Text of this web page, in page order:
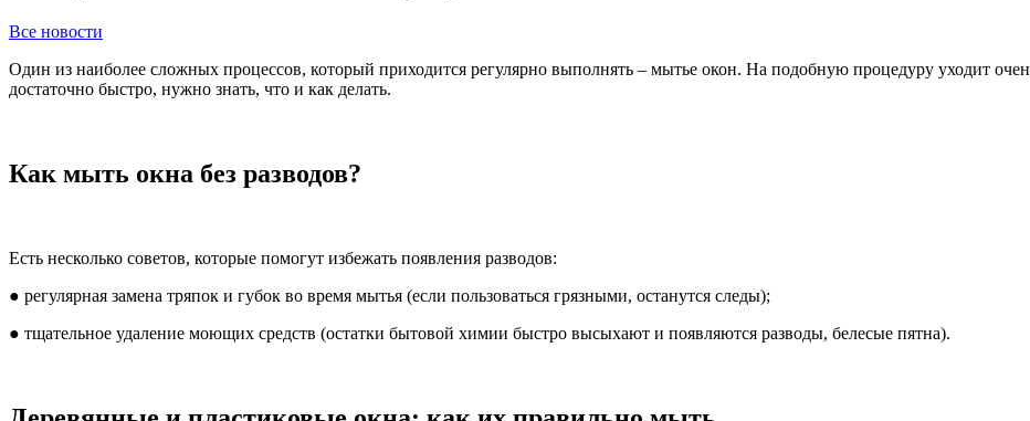
Все новости
Один из наиболее сложных процессов, который приходится регулярно выполнять – мытье окон. На подобную процедуру уходит
достаточно быстро, нужно знать, что и как делать.
Как мыть окна без разводов?
Есть несколько советов, которые помогут избежать появления разводов:
● регулярная замена тряпок и губок во время мытья (если пользоваться грязными, останутся следы);
● тщательное удаление моющих средств (остатки бытовой химии быстро высыхают и появляются разводы, белесые пятна).